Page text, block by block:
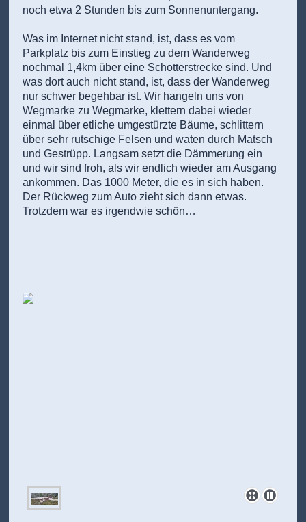
noch etwa 2 Stunden bis zum Sonnenuntergang.
Was im Internet nicht stand, ist, dass es vom
Parkplatz bis zum Einstieg zu dem Wanderweg
nochmal 1,4km über eine Schotterstrecke sind. Und
was dort auch nicht stand, ist, dass der Wanderweg
nur schwer begehbar ist. Wir hangeln uns von
Wegmarke zu Wegmarke, klettern dabei wieder
einmal über etliche umgestürzte Bäume, schlittern
über sehr rutschige Felsen und waten durch Matsch
und Gestrüpp. Langsam setzt die Dämmerung ein
und wir sind froh, als wir endlich wieder am Ausgang
ankommen. Das 1000 Meter, die es in sich haben.
Der Rückweg zum Auto zieht sich dann etwas.
Trotzdem war es irgendwie schön…